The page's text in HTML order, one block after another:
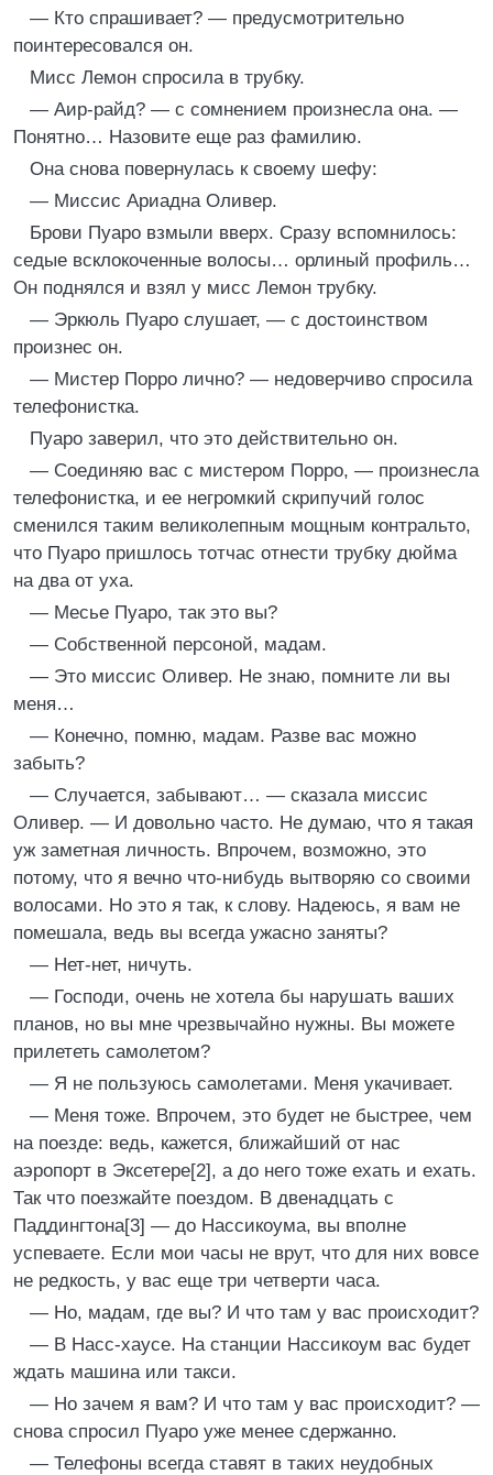
— Кто спрашивает? — предусмотрительно
поинтересовался он.
Мисс Лемон спросила в трубку.
— Аир-райд? — с сомнением произнесла она. —
Понятно… Назовите еще раз фамилию.
Она снова повернулась к своему шефу:
— Миссис Ариадна Оливер.
Брови Пуаро взмыли вверх. Сразу вспомнилось:
седые всклокоченные волосы… орлиный профиль…
Он поднялся и взял у мисс Лемон трубку.
— Эркюль Пуаро слушает, — с достоинством
произнес он.
— Мистер Порро лично? — недоверчиво спросила
телефонистка.
Пуаро заверил, что это действительно он.
— Соединяю вас с мистером Порро, — произнесла
телефонистка, и ее негромкий скрипучий голос
сменился таким великолепным мощным контральто,
что Пуаро пришлось тотчас отнести трубку дюйма
на два от уха.
— Месье Пуаро, так это вы?
— Собственной персоной, мадам.
— Это миссис Оливер. Не знаю, помните ли вы
меня…
— Конечно, помню, мадам. Разве вас можно
забыть?
— Случается, забывают… — сказала миссис
Оливер. — И довольно часто. Не думаю, что я такая
уж заметная личность. Впрочем, возможно, это
потому, что я вечно что-нибудь вытворяю со своими
волосами. Но это я так, к слову. Надеюсь, я вам не
помешала, ведь вы всегда ужасно заняты?
— Нет-нет, ничуть.
— Господи, очень не хотела бы нарушать ваших
планов, но вы мне чрезвычайно нужны. Вы можете
прилететь самолетом?
— Я не пользуюсь самолетами. Меня укачивает.
— Меня тоже. Впрочем, это будет не быстрее, чем
на поезде: ведь, кажется, ближайший от нас
аэропорт в Эксетере[2], а до него тоже ехать и ехать.
Так что поезжайте поездом. В двенадцать с
Паддингтона[3] — до Нассикоума, вы вполне
успеваете. Если мои часы не врут, что для них вовсе
не редкость, у вас еще три четверти часа.
— Но, мадам, где вы? И что там у вас происходит?
— В Насс-хаусе. На станции Нассикоум вас будет
ждать машина или такси.
— Но зачем я вам? И что там у вас происходит? —
снова спросил Пуаро уже менее сдержанно.
— Телефоны всегда ставят в таких неудобных